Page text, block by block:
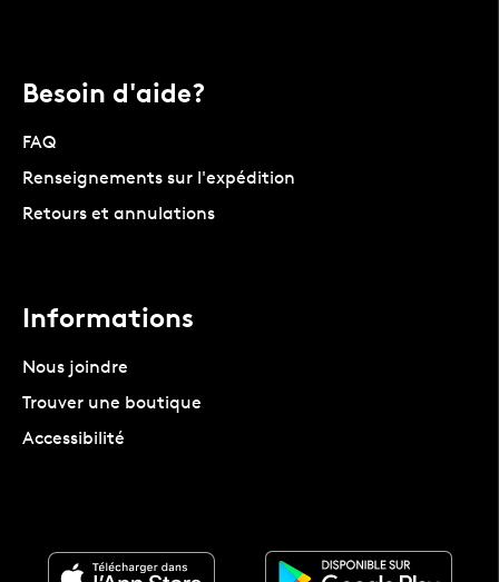
Besoin d'aide?
FAQ
Renseignements sur l'expédition
Retours et annulations
Informations
Nous joindre
Trouver une boutique
Accessibilité